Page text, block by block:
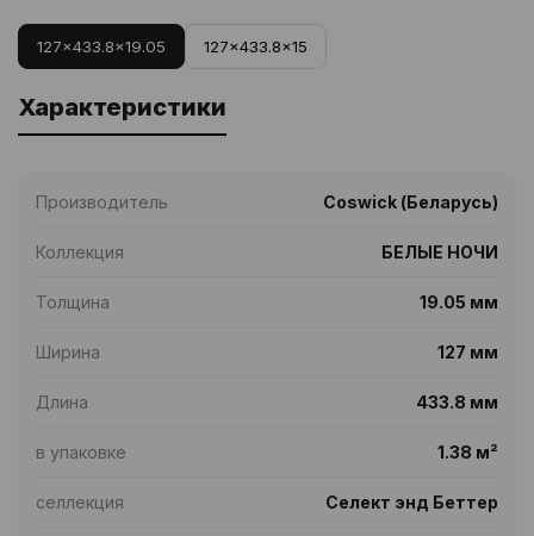
127x433.8x19.05 127x433.8x15
Характеристики
Производитель Coswick (Беларусь)
Коллекция БЕЛЫЕ НОЧИ
Толщина 19.05 мм
Ширина 127 мм
Длина 433.8 мм
в упаковке 1.38 м²
селлекция Селект энд Беттер